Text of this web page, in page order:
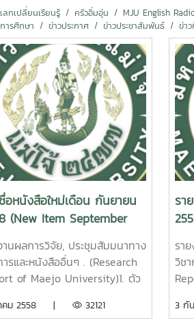
กเปลี่ยนเรียนรู้ ครัวอิ่มอุ่น MJU English
ารศึกษา ข่าวประกาศ ข่าวประชาสัมพันธ์ ข่า
อหนังสือใหม่เดือน กันยายน
(New Item September
านผลการวิจัย, ประชุมสัมมนาทาง
ารและหนังสืออื่นๆ . (Research
of Maejo University)1. ตัว
หมาะสมในการทำเกษตรแบบ
าคม 2558 | 32121
รา
รา
วิช
สื่อ
3